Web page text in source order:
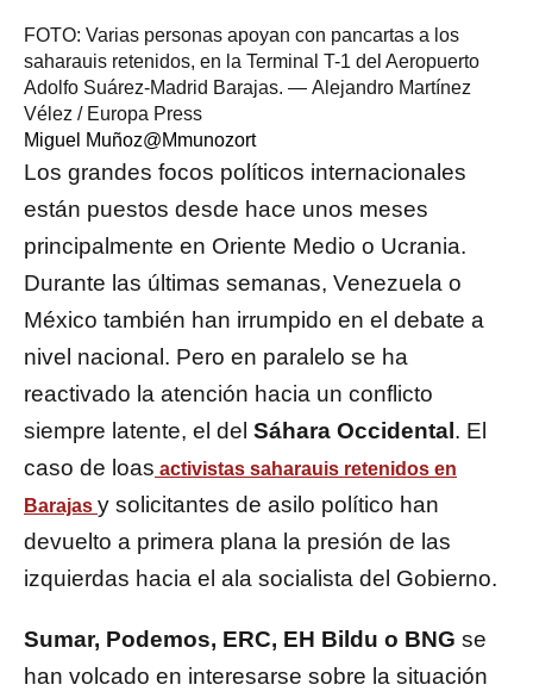
FOTO: Varias personas apoyan con pancartas a los
saharauis retenidos, en la Terminal T-1 del Aeropuerto
Adolfo Suárez-Madrid Barajas. — Alejandro Martínez
Vélez / Europa Press
Miguel Muñoz@Mmunozort
Los grandes focos políticos internacionales
están puestos desde hace unos meses
principalmente en Oriente Medio o Ucrania.
Durante las últimas semanas, Venezuela o
México también han irrumpido en el debate a
nivel nacional. Pero en paralelo se ha
reactivado la atención hacia un conflicto
siempre latente, el del Sáhara Occidental. El
caso de loas activistas saharauis retenidos en
Barajas y solicitantes de asilo político han
devuelto a primera plana la presión de las
izquierdas hacia el ala socialista del Gobierno.
Sumar, Podemos, ERC, EH Bildu o BNG se
han volcado en interesarse sobre la situación